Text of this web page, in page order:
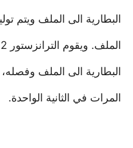
البطارية الى الملف ويتم
البطارية الى الملف وفصله،
المرات في الثانية الواحدة.